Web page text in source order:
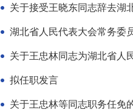
关于接受王晓东同志辞去湖
湖北省人民代表大会常务委
关于王忠林同志为湖北省人
拟任职发言
关于王忠林等同志职务任免